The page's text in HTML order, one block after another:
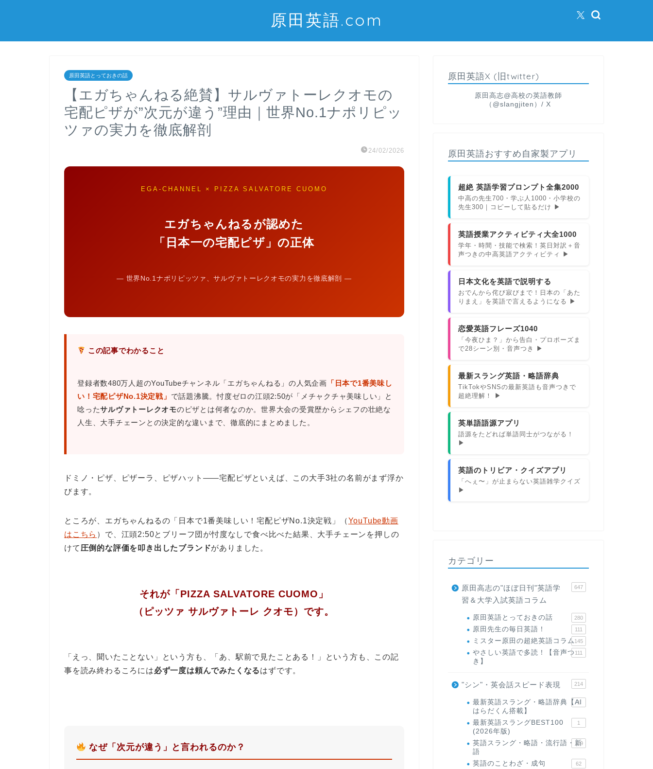
原田英語.com
原田英語とっておきの話
【エガちゃんねる絶賛】サルヴァトーレクオモの
宅配ピザが”次元が違う”理由｜世界No.1ナポリピッ
ツァの実力を徹底解剖
24/02/2026
EGA-CHANNEL × PIZZA SALVATORE CUOMO
エガちゃんねるが認めた
「日本一の宅配ピザ」の正体
― 世界No.1ナポリピッツァ、サルヴァトーレクオモの実力を徹底解剖 ―
この記事でわかること
登録者数480万人超のYouTubeチャンネル「エガちゃんねる」の人気企画 「日本で1番美味し
い！宅配ピザNo.1決定戦」 で話題沸騰。忖度ゼロの江頭2:50が「メチャクチャ美味しい」と
唸ったサルヴァトーレクオモのピザとは何者なのか。世界大会の受賞歴からシェフの壮絶な
人生、大手チェーンとの決定的な違いまで、徹底的にまとめました。
ドミノ・ピザ、ピザーラ、ピザハット――宅配ピザといえば、この大手3社の名前がまず浮か
びます。
ところが、エガちゃんねるの「日本で1番美味しい！宅配ピザNo.1決定戦」（YouTube動画
はこちら ）で、江頭2:50とブリーフ団が忖度なしで食べ比べた結果、大手チェーンを押しの
けて 圧倒的な評価を叩き出したブランドがありました。
それが「PIZZA SALVATORE CUOMO」
（ピッツァ サルヴァトーレ クオモ）です。
「えっ、聞いたことない」という方も、「あ、駅前で見たことある！」という方も、この記
事を読み終わるころには必ず一度は頼んでみたくなるはずです。
なぜ「次元が違う」と言われるのか？
原田英語X (旧twitter)
原田高志@高校の英語教師
（@slangjiten）/ X
原田英語おすすめ自家製アプリ
超絶 英語学習プロンプト全集2000
中高の先生700・学ぶ人1000・小学校の
先生300｜コピーして貼るだけ ▶
英語授業アクティビティ大全1000
学年・時間・技能で検索！英日対訳＋音
声つきの中高英語アクティビティ ▶
日本文化を英語で説明する
おでんから侘び寂びまで！日本の「あた
りまえ」を英語で言えるようになる ▶
恋愛英語フレーズ1040
「今夜ひま？」から告白・プロポーズま
で28シーン別・音声つき ▶
最新スラング英語・略語辞典
TikTokやSNSの最新英語も音声つきで
超絶理解！ ▶
英単語語源アプリ
語源をたどれば単語同士がつながる！
▶
英語のトリビア・クイズアプリ
「へぇ〜」が止まらない英語雑学クイズ
▶
カテゴリー
原田高志の"ほぼ日刊"英語学
習＆大学入試英語コラム
647
原田英語とっておきの話 280
原田先生の毎日英語！ 111
ミスター原田の超絶英語コラム145
やさしい英語で多読！【音声つ
き】
111
"シン"・英会話スピード表現 214
最新英語スラング・略語辞典【AI
はらだくん搭載】
1
最新英語スラングBEST100
(2026年版)
1
英語スラング・略語・流行語・新
語
119
英語のことわざ・成句 62